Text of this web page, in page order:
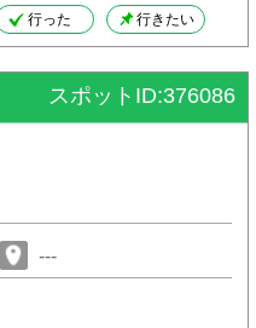
行った 行きたい
スポットID:376086
---